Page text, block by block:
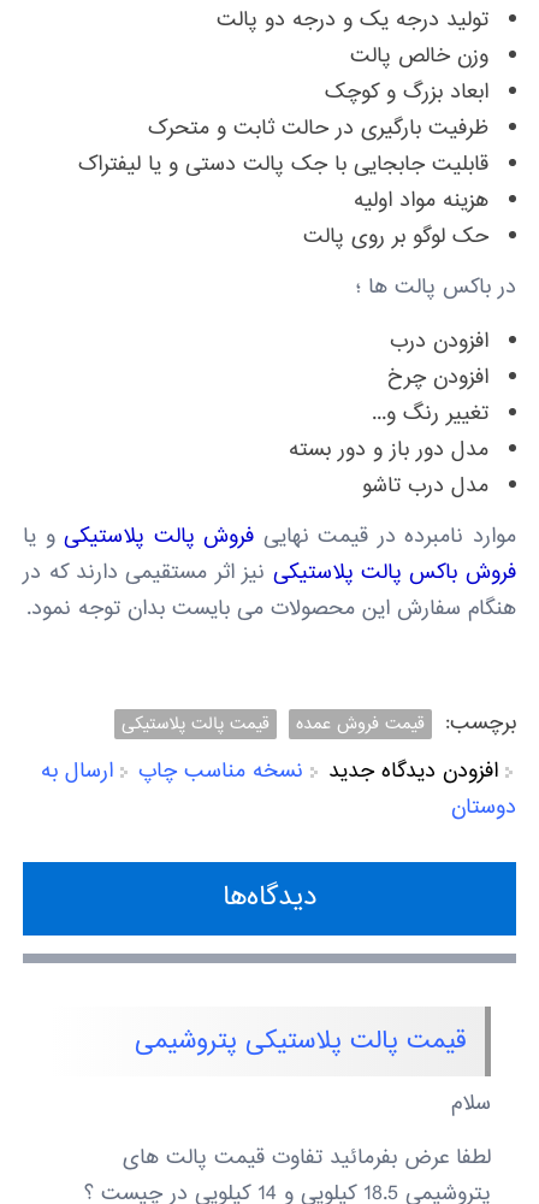
تولید درجه یک و درجه دو پالت
وزن خالص پالت
ابعاد بزرگ و کوچک
ظرفیت بارگیری در حالت ثابت و متحرک
قابلیت جابجایی با جک پالت دستی و یا لیفتراک
هزینه مواد اولیه
حک لوگو بر روی پالت
در باکس پالت ها ؛
افزودن درب
افزودن چرخ
تغییر رنگ و...
مدل دور باز و دور بسته
مدل درب تاشو
موارد نامبرده در قیمت نهایی فروش پالت پلاستیکیو یا
فروش باکس پالت پلاستیکی نیز اثر مستقیمی دارند که در
هنگام سفارش این محصولات می بایست بدان توجه نمود.
برچسب: قیمت فروش عمده قیمت پالت پلاستیکی
افزودن دیدگاه جدید نسخه مناسب چاپ
ارسال به
دوستان
دیدگاه‌ها
قیمت پالت پلاستیکی پتروشیمی
سلام
لطفا عرض بفرمائید تفاوت قیمت پالت های
پتروشیمی 18.5 کیلویی و 14 کیلویی در چیست ؟